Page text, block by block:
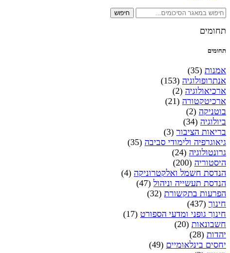
חיפוש
תחומים
תחומים
אמנות (35)
אנתרופולוגיה (153)
ארכיאולוגיה (2)
ארכיטקטורה (21)
בוטניקה (2)
ביולוגיה (34)
בריאות הציבור (3)
גיאוגרפיה ולימודי סביבה (35)
גרונטולוגיה (24)
היסטוריה (200)
הנדסת חשמל ואלקטרוניקה (4)
הנדסת תעשייה וניהול (47)
הפרעות בתקשורת (32)
חינוך (437)
חינוך גופני ומדעי הספורט (17)
חשבונאות (20)
יהדות (28)
יחסים בינלאומיים (49)